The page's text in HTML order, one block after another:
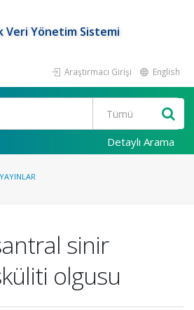
Veri Yönetim Sistemi
Araştırmacı Girişi English
Detaylı Arama
sinir
olgusu